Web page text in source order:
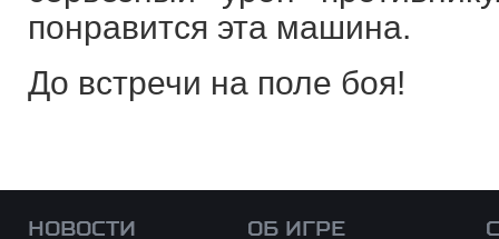
понравится эта машина.
До встречи на поле боя!
НОВОСТИ ОБ ИГРЕ